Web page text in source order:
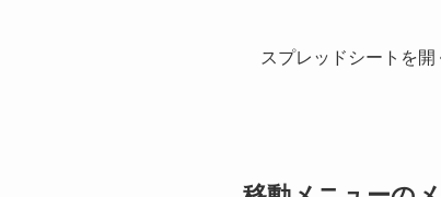
スプレッドシートを